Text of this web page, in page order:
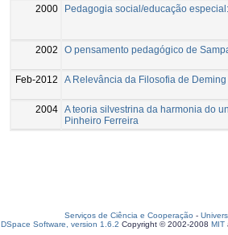
2000
Pedagogia social/educação
2002
O pensamento pedagógico de
Feb-2012
A Relevância da Filosofia de
2004 A teoria silvestrina da harmonia do
Pinheiro Ferreira
Serviços de Ciência e Cooperação -
DSpace Software, version 1.6.2 Copyright © 2002-2008 MIT